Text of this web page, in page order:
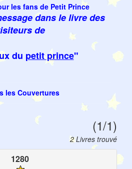
dans le livre des
de
du petit prince"
les Couvertures
(1/1)
2 Livres trouvé
1280